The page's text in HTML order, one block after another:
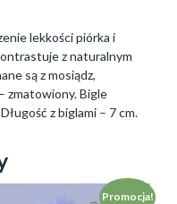
lekkości piórka i
z naturalnym
są z mosiądz,
zmatowiony. Bigle
z biglami – 7 cm.
Promocja!